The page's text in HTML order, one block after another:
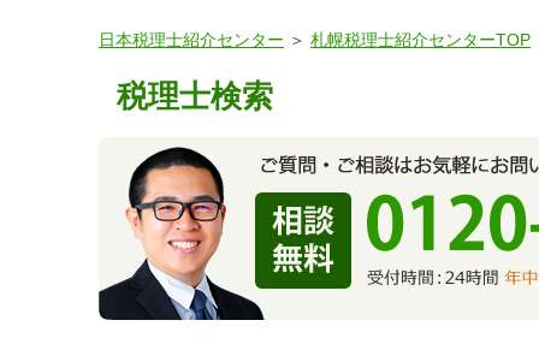
日本税理士紹介センター 札幌税理士紹介センターTOP
税理士検索